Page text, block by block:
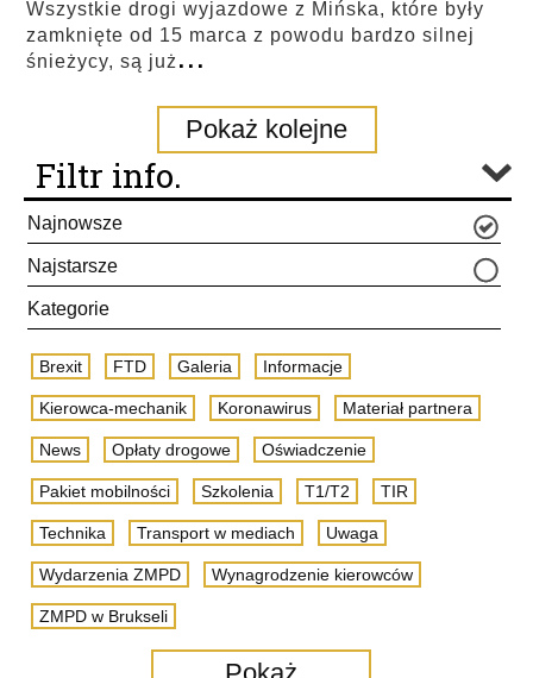
Wszystkie drogi wyjazdowe z Mińska, które były
zamknięte od 15 marca z powodu bardzo silnej
śnieżycy, są już...
Pokaż kolejne
Filtr info.
Najnowsze
Najstarsze
Kategorie
Brexit FTD Galeria Informacje
Kierowca-mechanik Koronawirus Materiał partnera
News Opłaty drogowe Oświadczenie
Pakiet mobilności Szkolenia T1/T2 TIR
Technika Transport w mediach Uwaga
Wydarzenia ZMPD Wynagrodzenie kierowców
ZMPD w Brukseli